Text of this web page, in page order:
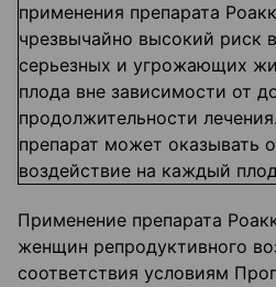
применения препарата
чрезвычайно высокий риск
серьезных и угрожающих
плода вне зависимости от
продолжительности
препарат может оказывать
воздействие на каждый
Применение препарата
женщин репродуктивного
соответствия условиям